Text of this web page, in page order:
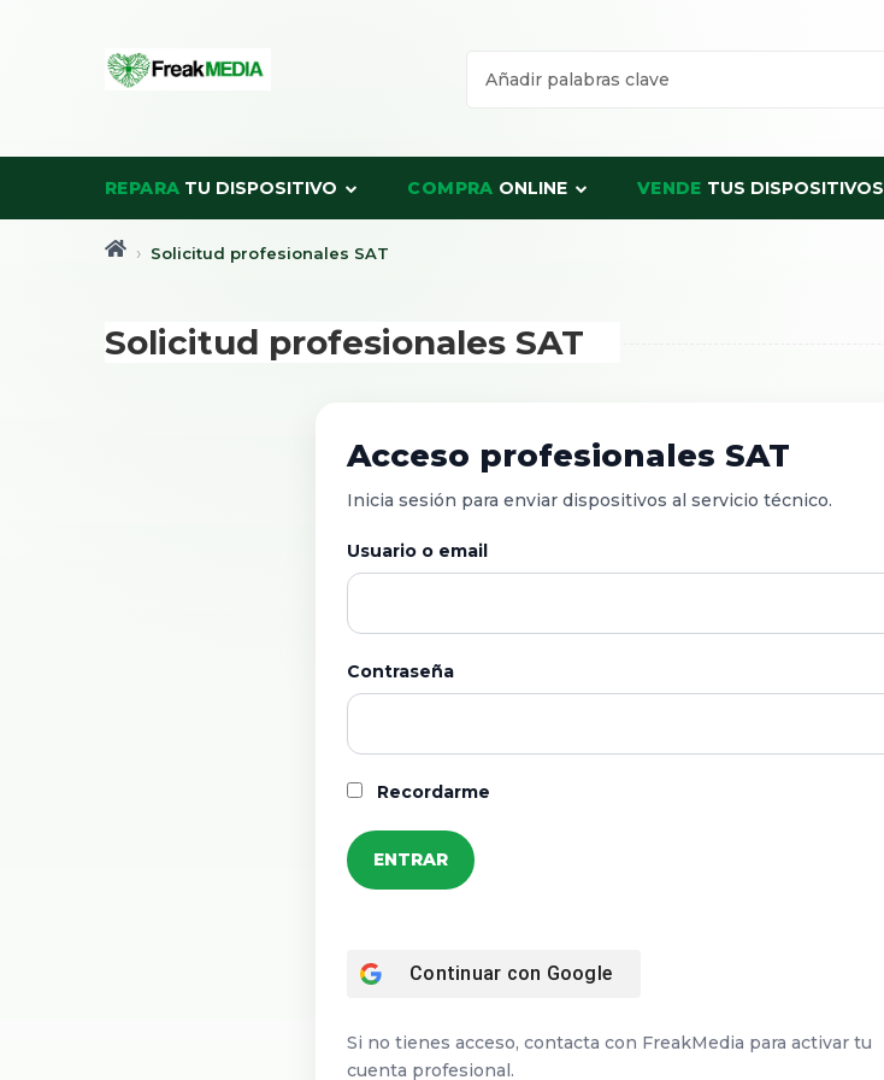
REPARA TU DISPOSITIVO COMPRA ONLINE VENDE TUS DISPOSITIVOS
Solicitud profesionales SAT
Solicitud profesionales SAT
Acceso profesionales SAT
Inicia sesión para enviar dispositivos al servicio técnico.
Usuario o email
Contraseña
Recordarme
Continuar con Google
Si no tienes acceso, contacta con FreakMedia para activar tu
cuenta profesional.